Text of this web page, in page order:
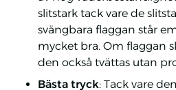
slitstark tack vare de
svängbara flaggan står
mycket bra. Om flaggan
den också tvättas utan
Bästa tryck: Tack vare